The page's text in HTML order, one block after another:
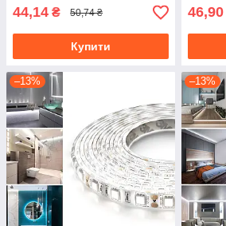
44,14 ₴ 50,74 ₴
Купити
46,90
–13% –13%